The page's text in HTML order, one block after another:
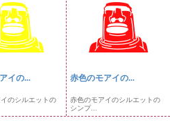
イの...
のシルエットの
赤色のモアイの...
赤色のモアイのシルエットの
シンプ...